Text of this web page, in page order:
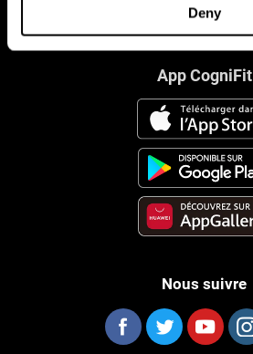
Deny
App CogniFit
Nous suivre